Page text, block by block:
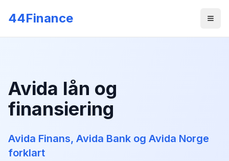
44Finance
Avida lån og
finansiering
Avida Finans, Avida Bank og Avida Norge
forklart